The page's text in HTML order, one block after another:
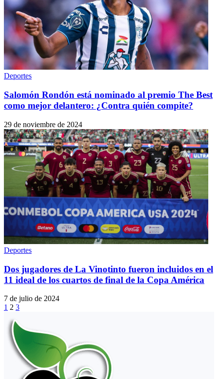
Deportes
Salomón Rondón está nominado al premio The Best
como mejor delantero: ¿Contra quién compite?
29 de noviembre de 2024
Deportes
Dos jugadores de La Vinotinto fueron incluidos en el
11 ideal de los cuartos de final de la Copa América
7 de julio de 2024
1 2 3